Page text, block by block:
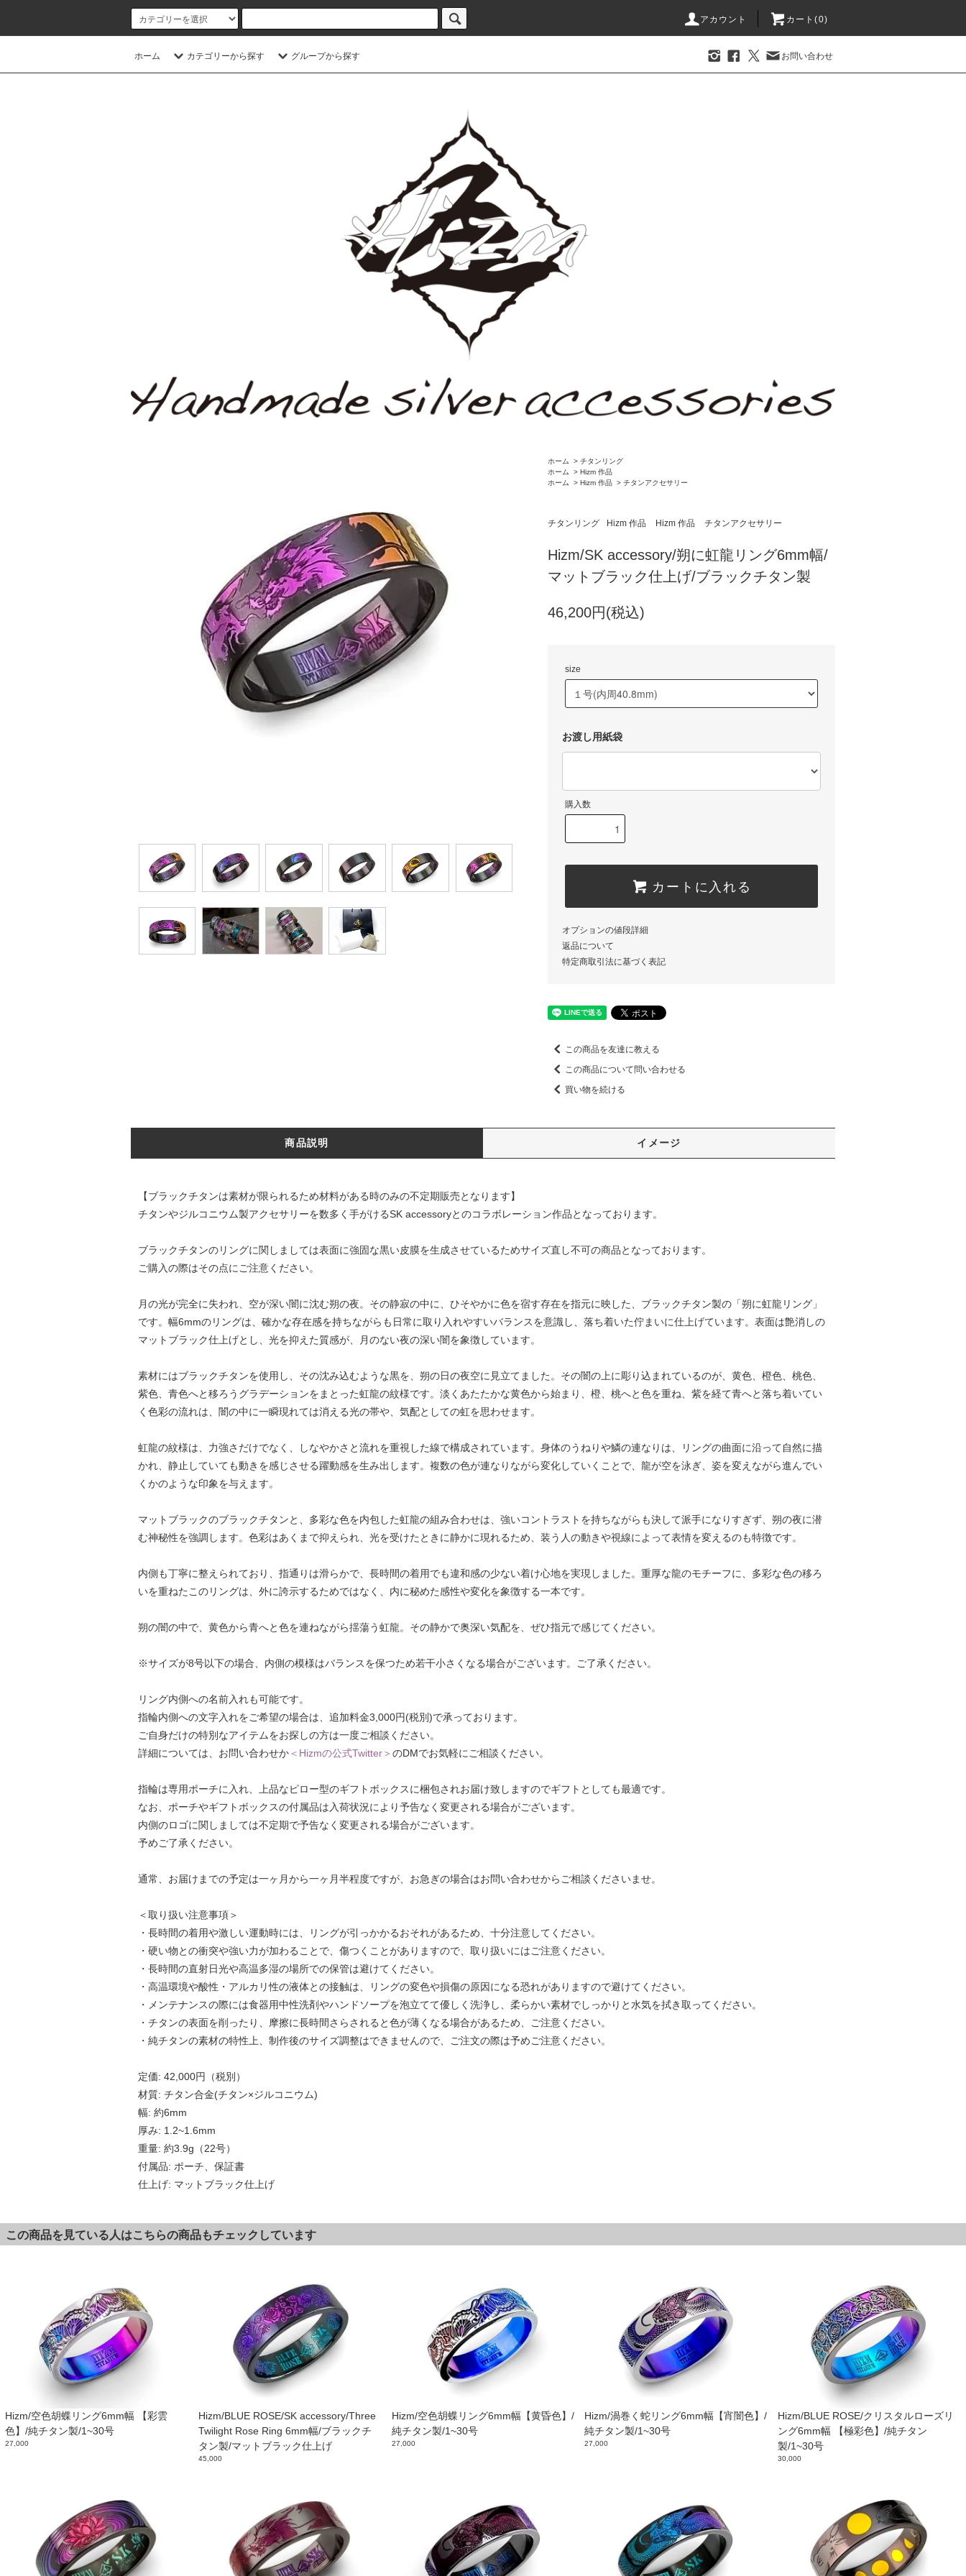
アカウント カート(0)
ホーム カテゴリーから探す グループから探す お問い合わせ
ホーム > チタンリング
ホーム
> Hizm 作品
ホーム
> Hizm 作品 > チタンアクセサリー
チタンリング Hizm 作品 Hizm 作品 チタンアクセサリー
Hizm/SK accessory/朔に虹龍リング6mm幅/
マットブラック仕上げ/ブラックチタン製
46,200円(税込)
size
お渡し用紙袋
購入数
カートに入れる
オプションの値段詳細
返品について
特定商取引法に基づく表記
この商品を友達に教える
この商品について問い合わせる
買い物を続ける
商品説明 イメージ
【ブラックチタンは素材が限られるため材料がある時のみの不定期販売となります】
チタンやジルコニウム製アクセサリーを数多く手がけるSK accessoryとのコラボレーション作品となっております。
ブラックチタンのリングに関しましては表面に強固な黒い皮膜を生成させているためサイズ直し不可の商品となっております。
ご購入の際はその点にご注意ください。
月の光が完全に失われ、空が深い闇に沈む朔の夜。その静寂の中に、ひそやかに色を宿す存在を指元に映した、ブラックチタン製の「朔に虹龍リング」
です。幅6mmのリングは、確かな存在感を持ちながらも日常に取り入れやすいバランスを意識し、落ち着いた佇まいに仕上げています。表面は艶消しの
マットブラック仕上げとし、光を抑えた質感が、月のない夜の深い闇を象徴しています。
素材にはブラックチタンを使用し、その沈み込むような黒を、朔の日の夜空に見立てました。その闇の上に彫り込まれているのが、黄色、橙色、桃色、
紫色、青色へと移ろうグラデーションをまとった虹龍の紋様です。淡くあたたかな黄色から始まり、橙、桃へと色を重ね、紫を経て青へと落ち着いてい
く色彩の流れは、闇の中に一瞬現れては消える光の帯や、気配としての虹を思わせます。
虹龍の紋様は、力強さだけでなく、しなやかさと流れを重視した線で構成されています。身体のうねりや鱗の連なりは、リングの曲面に沿って自然に描
かれ、静止していても動きを感じさせる躍動感を生み出します。複数の色が連なりながら変化していくことで、龍が空を泳ぎ、姿を変えながら進んでい
くかのような印象を与えます。
マットブラックのブラックチタンと、多彩な色を内包した虹龍の組み合わせは、強いコントラストを持ちながらも決して派手になりすぎず、朔の夜に潜
む神秘性を強調します。色彩はあくまで抑えられ、光を受けたときに静かに現れるため、装う人の動きや視線によって表情を変えるのも特徴です。
内側も丁寧に整えられており、指通りは滑らかで、長時間の着用でも違和感の少ない着け心地を実現しました。重厚な龍のモチーフに、多彩な色の移ろ
いを重ねたこのリングは、外に誇示するためではなく、内に秘めた感性や変化を象徴する一本です。
朔の闇の中で、黄色から青へと色を連ねながら揺蕩う虹龍。その静かで奥深い気配を、ぜひ指元で感じてください。
※サイズが8号以下の場合、内側の模様はバランスを保つため若干小さくなる場合がございます。ご了承ください。
リング内側への名前入れも可能です。
指輪内側への文字入れをご希望の場合は、追加料金3,000円(税別)で承っております。
ご自身だけの特別なアイテムをお探しの方は一度ご相談ください。
詳細については、お問い合わせか＜Hizmの公式Twitter＞ のDMでお気軽にご相談ください。
指輪は専用ポーチに入れ、上品なピロー型のギフトボックスに梱包されお届け致しますのでギフトとしても最適です。
なお、ポーチやギフトボックスの付属品は入荷状況により予告なく変更される場合がございます。
内側のロゴに関しましては不定期で予告なく変更される場合がございます。
予めご了承ください。
通常、お届けまでの予定は一ヶ月から一ヶ月半程度ですが、お急ぎの場合はお問い合わせからご相談くださいませ。
＜取り扱い注意事項＞
・長時間の着用や激しい運動時には、リングが引っかかるおそれがあるため、十分注意してください。
・硬い物との衝突や強い力が加わることで、傷つくことがありますので、取り扱いにはご注意ください。
・長時間の直射日光や高温多湿の場所での保管は避けてください。
・高温環境や酸性・アルカリ性の液体との接触は、リングの変色や損傷の原因になる恐れがありますので避けてください。
・メンテナンスの際には食器用中性洗剤やハンドソープを泡立てて優しく洗浄し、柔らかい素材でしっかりと水気を拭き取ってください。
・チタンの表面を削ったり、摩擦に長時間さらされると色が薄くなる場合があるため、ご注意ください。
・純チタンの素材の特性上、制作後のサイズ調整はできませんので、ご注文の際は予めご注意ください。
定価: 42,000円（税別）
材質: チタン合金(チタン×ジルコニウム)
幅: 約6mm
厚み: 1.2~1.6mm
重量: 約3.9g（22号）
付属品: ポーチ、保証書
仕上げ: マットブラック仕上げ
この商品を見ている人はこちらの商品もチェックしています
Hizm/空色胡蝶リング6mm幅 【彩雲
色】/純チタン製/1~30号
27,000
Hizm/BLUE ROSE/SK accessory/Three
Twilight Rose Ring 6mm幅/ブラックチ
タン製/マットブラック仕上げ
45,000
Hizm/空色胡蝶リング6mm幅【黄昏色】/
純チタン製/1~30号
27,000
Hizm/渦巻く蛇リング6mm幅【宵闇色】/
純チタン製/1~30号
27,000
Hizm/BLUE ROSE/クリスタルローズリ
ング6mm幅 【極彩色】/純チタン
製/1~30号
30,000